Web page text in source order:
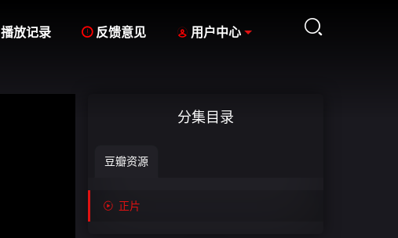

播放记录  反馈意见  用户中心
分集目录
豆瓣资源
 正片